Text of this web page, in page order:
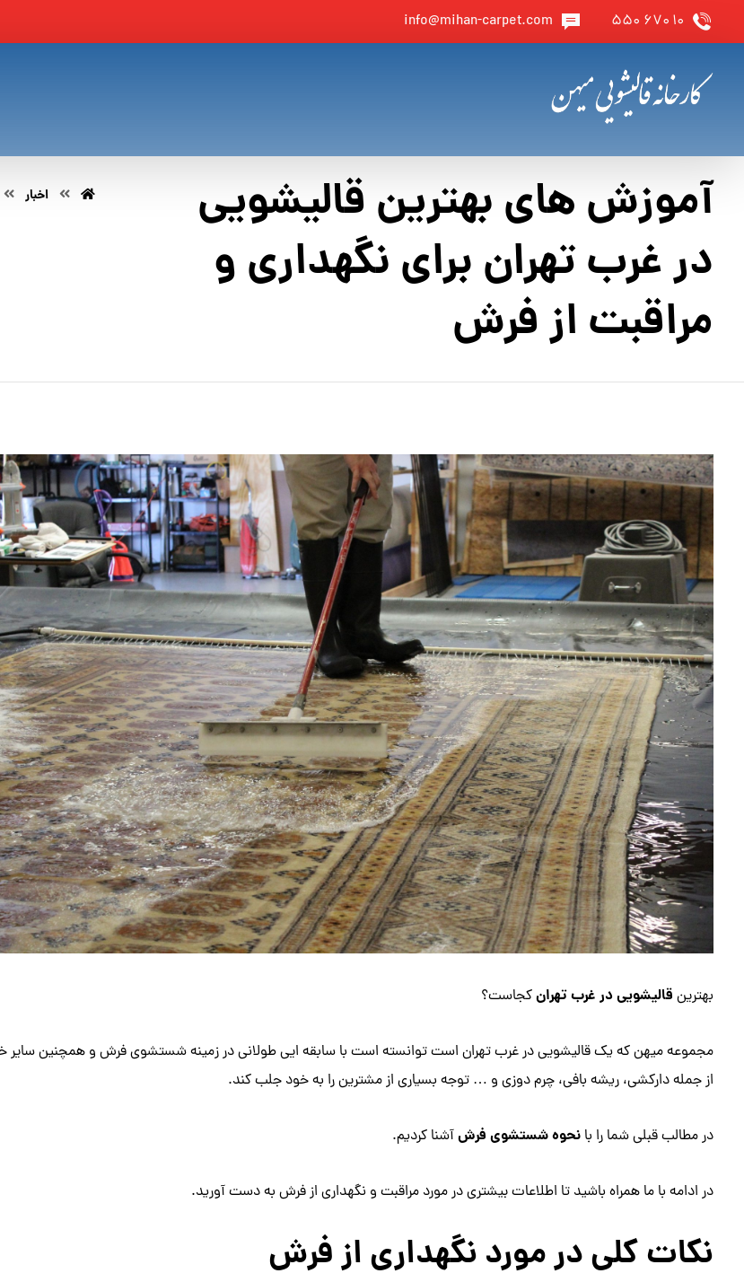
۱۰ ۶۷۰ ۵۵۰ info@mihan-carpet.com
آموزش های بهترین قالیشویی
در غرب تهران برای نگهداری و
مراقبت از فرش
اخبار
بهترین قالیشویی در غرب تهرانکجاست؟
مجموعه میهن که یک قالیشویی در غرب تهران است توانسته است با سابقه ایی طولانی در زمینه شستشوی فرش و همچنین سایر
از جمله دارکشی، ریشه بافی، چرم دوزی و … توجه بسیاری از مشترین را به خود جلب کند.
در مطالب قبلی شما را با نحوه شستشوی فرشآشنا کردیم.
در ادامه با ما همراه باشید تا اطلاعات بیشتری در مورد مراقبت و نگهداری از فرش به دست آورید.
نکات کلی در مورد نگهداری از فرش